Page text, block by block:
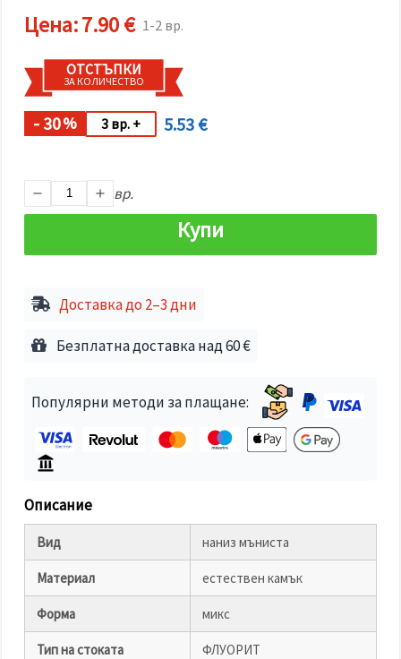
"Приеми
всички!"
посочиш
предпочитанията
си в
избереш
бутона
"Запази"
Настройки
бисквитките
Цена:7.90 € 1-2 вр.
ОТСТЪПКИ
ЗА КОЛИЧЕСТВО
- 30% 3 вр. + 5.53 €
вр.
Купи
Доставка до 2–3 дни
Безплатна доставка над 60 €
Популярни методи за плащане:
Описание
Вид наниз мъниста
Материал естествен камък
Форма микс
Тип на стоката ФЛУОРИТ